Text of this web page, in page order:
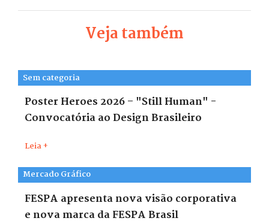
Veja também
Sem categoria
Poster Heroes 2026 – "Still Human" -
Convocatória ao Design Brasileiro
Leia +
Mercado Gráfico
FESPA apresenta nova visão corporativa
e nova marca da FESPA Brasil